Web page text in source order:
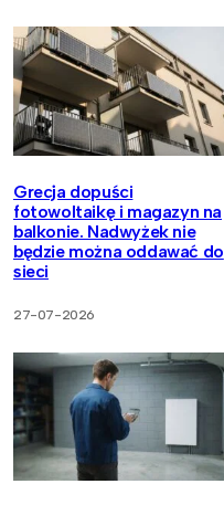
Grecja dopuści
fotowoltaikę i magazyn na
balkonie. Nadwyżek nie
będzie można oddawać do
sieci
27-07-2026